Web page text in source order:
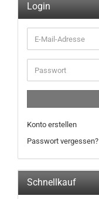
Login
E-
Mail-
Adresse
Passwort
Konto erstellen
Passwort vergessen?
Schnellkauf